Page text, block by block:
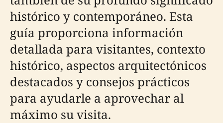
histórico y contemporáneo. Esta
guía proporciona información
detallada para visitantes, contexto
histórico, aspectos arquitectónicos
destacados y consejos prácticos
para ayudarle a aprovechar al
máximo su visita.